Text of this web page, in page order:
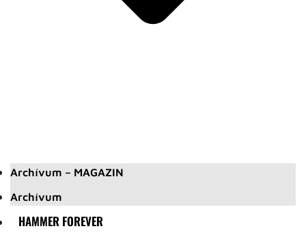
Archívum – MAGAZIN
Archívum
HAMMER FOREVER